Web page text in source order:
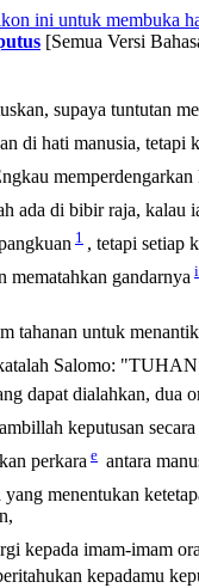
[Semua Versi
, supaya tuntutan
di hati manusia, tetapi
memperdengarkan
ada di bibir raja, kalau
1 , tetapi setiap
mematahkan gandarnya i
tahanan untuk
Salomo:
dapat dialahkan, dua
keputusan
perkara e antara
yang menentukan
kepada imam-imam
kepadamu